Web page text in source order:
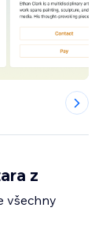
z
všechny